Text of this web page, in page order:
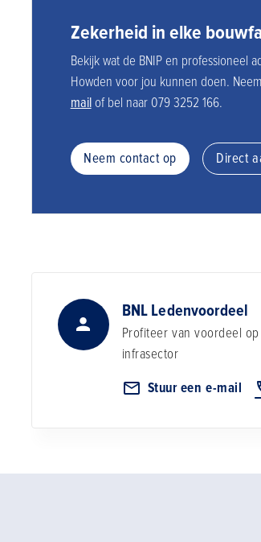
Zekerheid in elke
Bekijk wat de BNIP en professioneel
Howden voor jou kunnen doen.
mailof bel naar 079 3252 166.
Neem contact op Direct
BNL Ledenvoordeel
Profiteer van voordeel
infrasector
Stuur een e-mail